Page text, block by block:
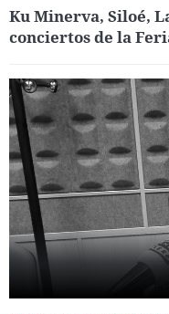
Ku Minerva, Siloé,
conciertos de la